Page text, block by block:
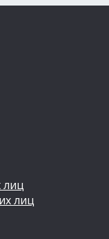
лиц
лиц